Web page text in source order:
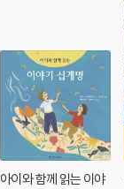
아이와 함께 읽는 이야